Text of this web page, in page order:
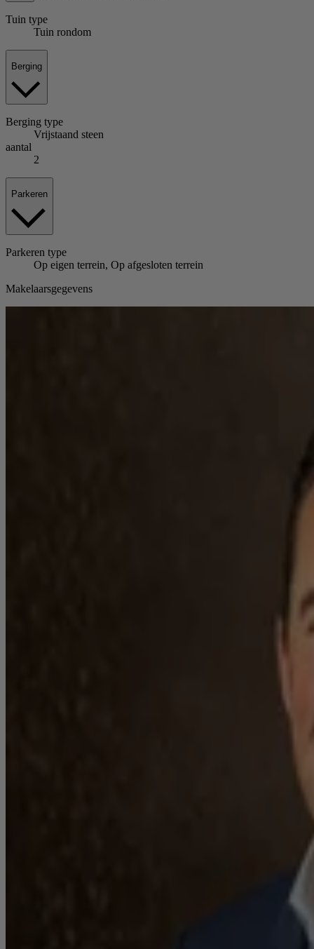
Tuin type
Tuin rondom
Berging
Berging type
Vrijstaand steen
aantal
2
Parkeren
Parkeren type
Op eigen terrein, Op afgesloten terrein
Makelaarsgegevens